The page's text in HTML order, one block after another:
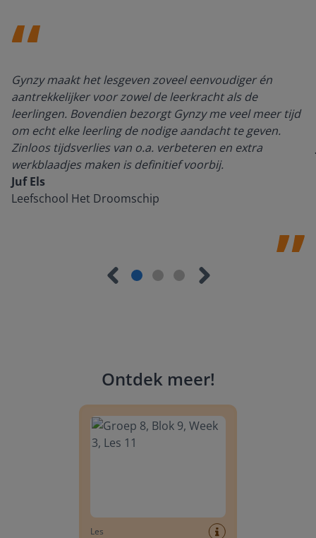
Gynzy maakt het lesgeven zoveel eenvoudiger én
aantrekkelijker voor zowel de leerkracht als de
leerlingen. Bovendien bezorgt Gynzy me veel meer tijd
om echt elke leerling de nodige aandacht te geven.
Zinloos tijdsverlies van o.a. verbeteren en extra
werkblaadjes maken is definitief voorbij.
Juf Els
Leefschool Het Droomschip
Ontdek meer!
Les